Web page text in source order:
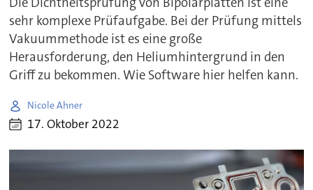
sehr komplexe Prüfaufgabe. Bei der Prüfung mittels
Vakuummethode ist es eine große
Herausforderung, den Heliumhintergrund in den
Griff zu bekommen. Wie Software hier helfen kann.
Nicole Ahner
17. Oktober 2022